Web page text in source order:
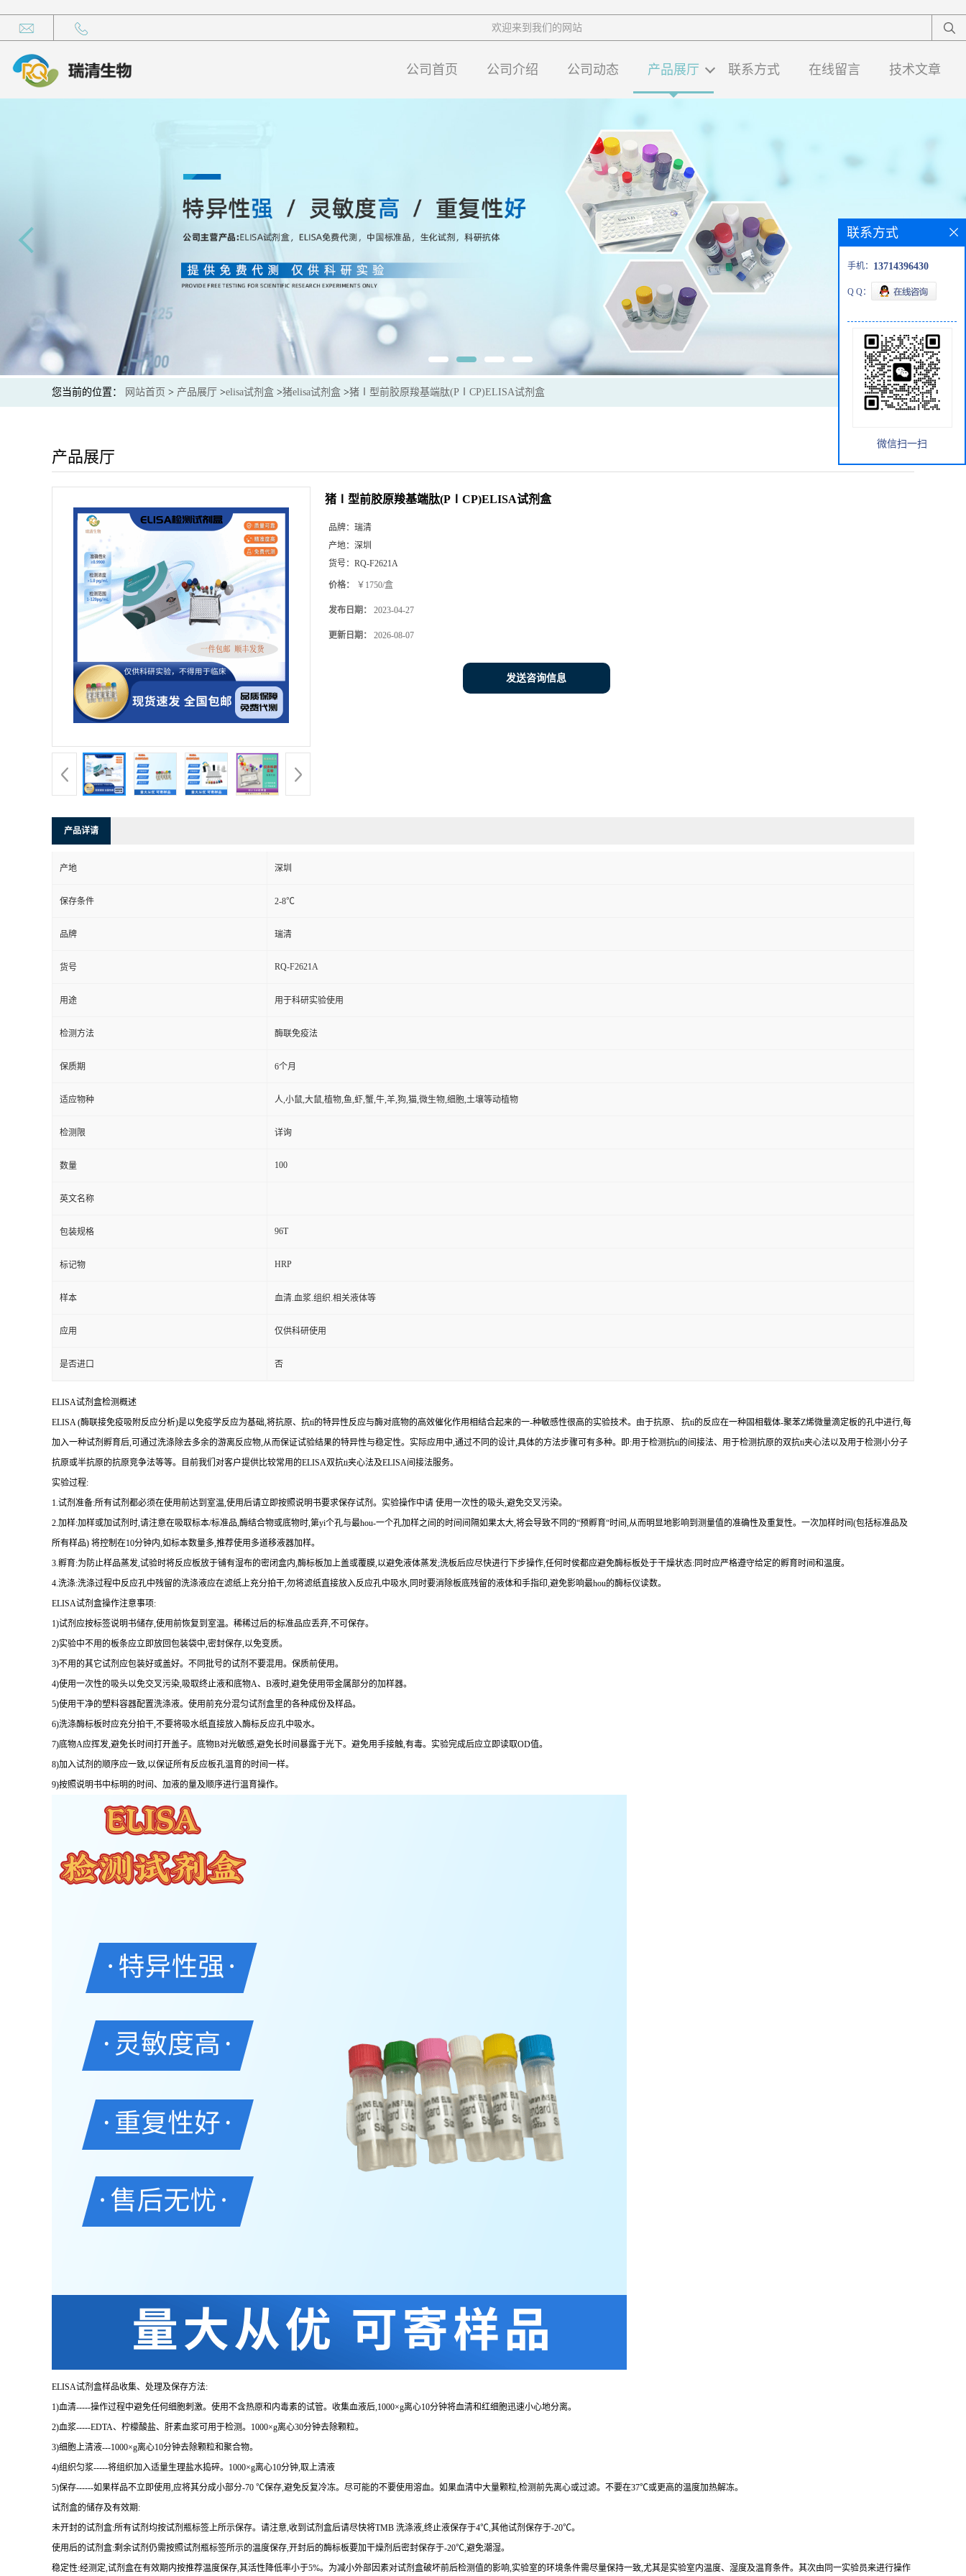
欢迎来到我们的网站
公司首页 公司介绍 公司动态 产品展厅 联系方式 在线留言 技术文章
您当前的位置： 网站首页 > 产品展厅 >elisa试剂盒 >猪elisa试剂盒 >猪Ⅰ型前胶原羧基端肽(PⅠCP)ELISA试剂盒
产品展厅
猪Ⅰ型前胶原羧基端肽(PⅠCP)ELISA试剂盒
品牌： 瑞清
产地： 深圳
货号： RQ-F2621A
价格： ￥1750/盒
发布日期： 2023-04-27
更新日期： 2026-08-07
发送咨询信息
产品详请
产地 深圳
保存条件 2-8℃
品牌 瑞清
货号 RQ-F2621A
用途 用于科研实验使用
检测方法 酶联免疫法
保质期 6个月
适应物种 人,小鼠,大鼠,植物,鱼,虾,蟹,牛,羊,狗,猫,微生物,细胞,土壤等动植物
检测限 详询
数量 100
英文名称
包装规格 96T
标记物 HRP
样本 血清.血浆.组织.相关液体等
应用 仅供科研使用
是否进口 否
ELISA试剂盒检测概述
ELISA (酶联接免疫吸附反应分析)是以免疫学反应为基础,将抗原、 抗ti的特异性反应与酶对底物的高效催化作用相结合起来的一-种敏感性很高的实验技术。由于抗原、 抗ti的反应在一种固相载体-聚苯Z烯微量滴定板的孔中进行,每
加入一种试剂孵育后,可通过洗涤除去多余的游离反应物,从而保证试验结果的特异性与稳定性。实际应用中,通过不同的设计,具体的方法步骤可有多种。即:用于检测抗ti的间接法、用于检测抗原的双抗ti夹心法以及用于检测小分子
抗原或半抗原的抗原竞争法等等。目前我们对客户提供比较常用的ELISA双抗ti夹心法及ELISA间接法服务。
实验过程:
1.试剂准备:所有试剂都必须在使用前达到室温,使用后请立即按照说明书要求保存试剂。实验操作中请 使用一次性的吸头,避免交叉污染。
2.加样:加样或加试剂时,请注意在吸取标本/标准品,酶结合物或底物时,第yi个孔与最hou-一个孔加样之间的时间间隔如果太大,将会导致不同的“预孵育“时间 ,从而明显地影响到测量值的准确性及重复性。 一次加样时间 (包括标准品及
所有样品) 将控制在10分钟内,如标本数量多,推荐使用多道移液器加样。
3.孵育:为防止样品蒸发,试验时将反应板放于铺有湿布的密闭盒内,酶标板加上盖或覆膜,以避免液体蒸发;洗板后应尽快进行下步操作,任何时侯都应避免酶标板处于干燥状态: 同时应严格遵守给定的孵育时间和温度。
4.洗涤:洗涤过程中反应孔中残留的洗涤液应在滤纸上充分拍干,勿将滤纸直接放入反应孔中吸水,同时要消除板底残留的液体和手指印,避免影响最hou的酶标仪读数。
ELISA试剂盒操作注意事项:
1)试剂应按标签说明书储存,使用前恢复到室温。稀稀过后的标准品应丢弃,不可保存。
2)实验中不用的板条应立即放回包装袋中,密封保存,以免变质。
3)不用的其它试剂应包装好或盖好。不同批号的试剂不要混用。保质前使用。
4)使用一次性的吸头以免交叉污染,吸取终止液和底物A、 B液时,避免使用带金属部分的加样器。
5)使用干净的塑料容器配置洗涤液。使用前充分混匀试剂盒里的各种成份及样品。
6)洗涤酶标板时应充分拍干,不要将吸水纸直接放入酶标反应孔中吸水。
7)底物A应挥发,避免长时间打开盖子。底物B对光敏感,避免长时间暴露于光下。避免用手接触,有毒。实验完成后应立即读取OD值。
8)加入试剂的顺序应一致,以保证所有反应板孔温育的时间一样。
9)按照说明书中标明的时间、加液的量及顺序进行温育操作。
ELISA试剂盒样品收集、处理及保存方法:
1)血清-----操作过程中避免任何细胞刺激。使用不含热原和内毒素的试管。收集血液后,1000×g离心10分钟将血清和红细胞迅速小心地分离。
2)血浆-----EDTA、柠檬酸盐、肝素血浆可用于检测。 1000×g离心30分钟去除颗粒。
3)细胞上清液---1000×g离心10分钟去除颗粒和聚合物。
4)组织匀浆-----将组织加入适量生理盐水捣碎。 1000×g离心10分钟,取上清液
5)保存------如果样品不立即使用,应将其分成小部分-70 ℃保存,避免反复冷冻。尽可能的不要使用溶血。如果血清中大量颗粒,检测前先离心或过滤。不要在37℃或更高的温度加热解冻。
试剂盒的储存及有效期:
未开封的试剂盒:所有试剂均按试剂瓶标签上所示保存。请注意,收到试剂盒后请尽快将TMB 洗涤液,终止液保存于4℃,其他试剂保存于-20℃。
使用后的试剂盒:剩余试剂仍需按照试剂瓶标签所示的温度保存,开封后的酶标板要加干燥剂后密封保存于-20℃,避免潮湿。
稳定性:经测定,试剂盒在有效期内按推荐温度保存,其活性降低率小于5%。为减小外部因素对试剂盒破坏前后检测值的影响,实验室的环境条件需尽量保持一致,尤其是实验室内温度、湿度及温育条件。其次由同一实验员来进行操作
联系方式
手机： 13714396430
Q Q：
微信扫一扫